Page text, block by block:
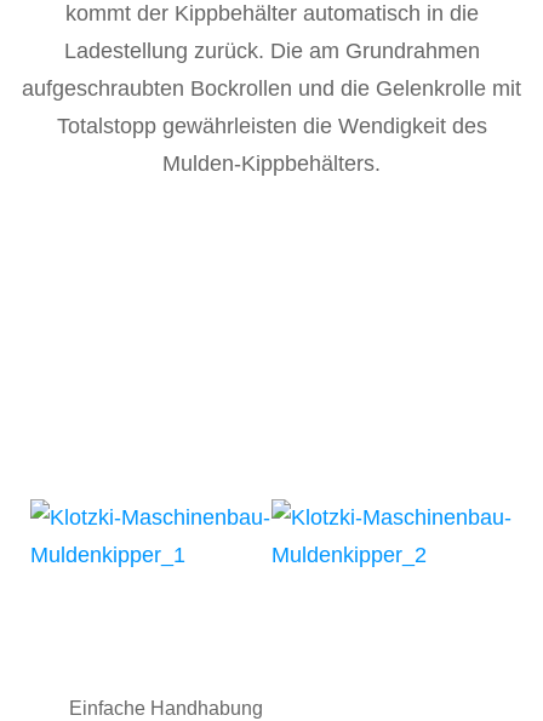
kommt der Kippbehälter automatisch in die
Ladestellung zurück. Die am Grundrahmen
aufgeschraubten Bockrollen und die Gelenkrolle mit
Totalstopp gewährleisten die Wendigkeit des
Mulden-Kippbehälters.
Einfache Handhabung